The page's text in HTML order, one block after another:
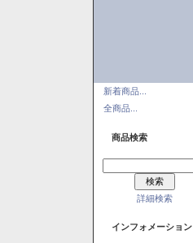
新着商品...
全商品...
商品検索
詳細検索
インフォメーション